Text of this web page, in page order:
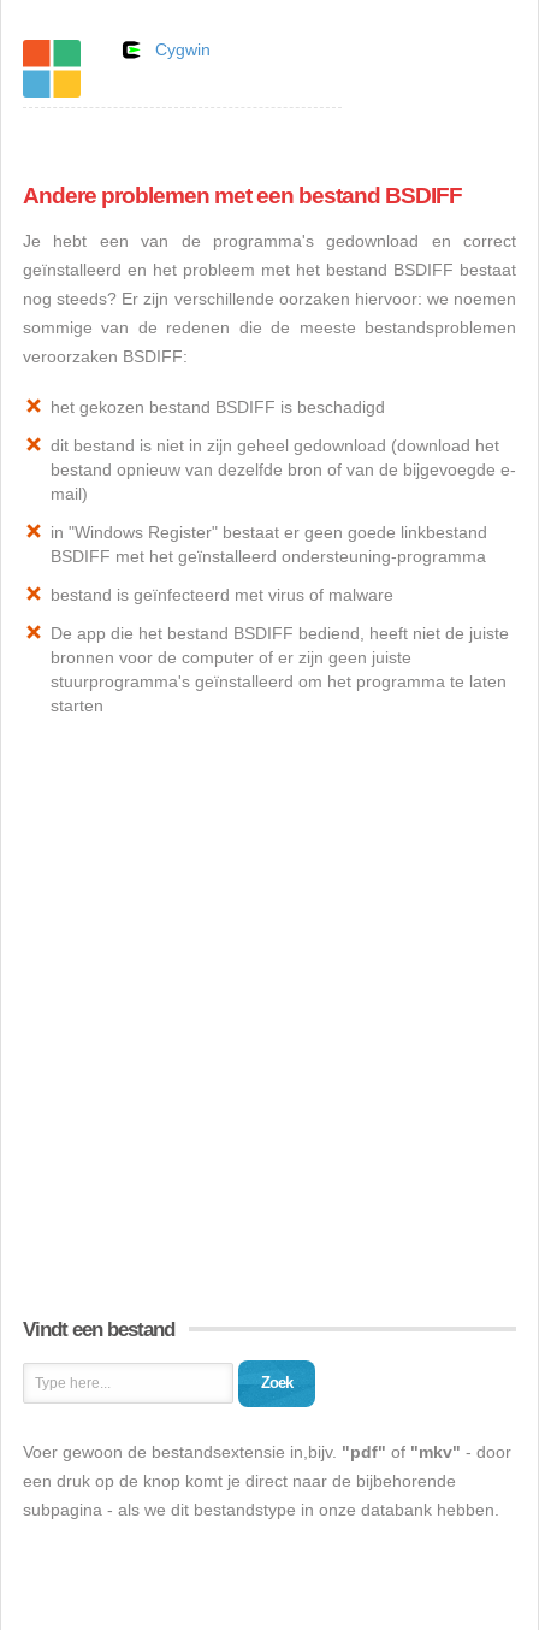
Cygwin
Andere problemen met een bestand BSDIFF
Je hebt een van de programma's gedownload en correct
geïnstalleerd en het probleem met het bestand BSDIFF bestaat
nog steeds? Er zijn verschillende oorzaken hiervoor: we noemen
sommige van de redenen die de meeste bestandsproblemen
veroorzaken BSDIFF:
het gekozen bestand BSDIFF is beschadigd
dit bestand is niet in zijn geheel gedownload (download het
bestand opnieuw van dezelfde bron of van de bijgevoegde e-
mail)
in "Windows Register" bestaat er geen goede linkbestand
BSDIFF met het geïnstalleerd ondersteuning-programma
bestand is geïnfecteerd met virus of malware
De app die het bestand BSDIFF bediend, heeft niet de juiste
bronnen voor de computer of er zijn geen juiste
stuurprogramma's geïnstalleerd om het programma te laten
starten
Vindt een bestand
Zoek
Voer gewoon de bestandsextensie in,bijv. "pdf" of "mkv" - door
een druk op de knop komt je direct naar de bijbehorende
subpagina - als we dit bestandstype in onze databank hebben.